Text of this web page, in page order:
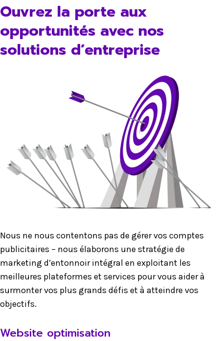
Ouvrez la porte aux
opportunités avec nos
solutions d’entreprise
Nous ne nous contentons pas de gérer vos comptes
publicitaires – nous élaborons une stratégie de
marketing d’entonnoir intégral en exploitant les
meilleures plateformes et services pour vous aider à
surmonter vos plus grands défis et à atteindre vos
objectifs.
Website optimisation